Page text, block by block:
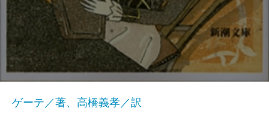
ゲーテ／著、高橋義孝／訳